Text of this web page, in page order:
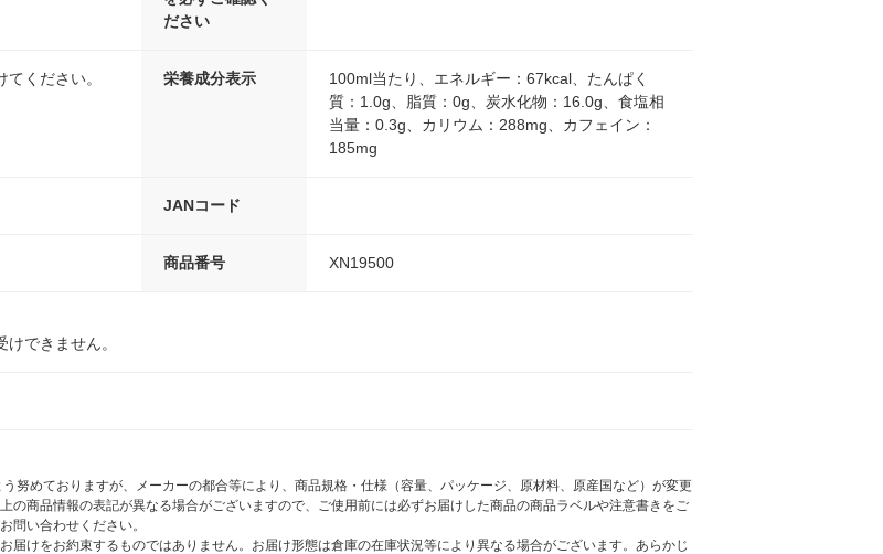
ださい
ください。 栄養成分表示
100ml当たり、エネルギー：67kcal、たんぱく
質：1.0g、脂質：0g、炭水化物：16.0g、食塩相
当量：0.3g、カリウム：288mg、カフェイン：
185mg
JANコード
商品番号 XN19500
できません。
努めておりますが、メーカーの都合等により、商品規格・仕様（容量、パッケージ、原材料、原産国など）が変更
の商品情報の表記が異なる場合がございますので、ご使用前には必ずお届けした商品の商品ラベルや注意書きをご
問い合わせください。
届けをお約束するものではありません。お届け形態は倉庫の在庫状況等により異なる場合がございます。あらかじ